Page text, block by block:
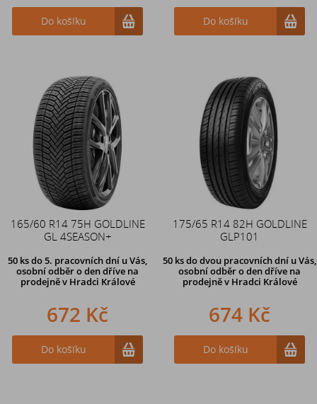
Do košíku Do košíku
165/60 R14 75H GOLDLINE
GL 4SEASON+
50 ksdo 5. pracovních dní u Vás,
osobní odběr o den dříve na
prodejněv Hradci Králové
672 Kč
Do košíku
175/65 R14 82H GOLDLINE
GLP101
50 ksdo dvou pracovních dní u Vás,
osobní odběr o den dříve na
prodejně v Hradci Králové
674 Kč
Do košíku